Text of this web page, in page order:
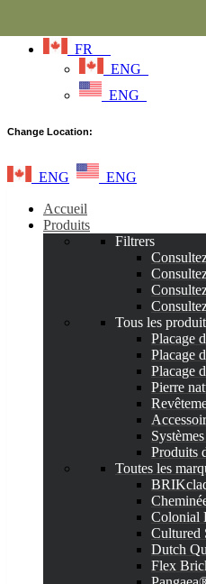
FR
ENG
ENG
Change Location:
ENG ENG
Accueil
Produits
Filtrers
Tous les
Placage
Placage
Placage
Pierre
Produits
Toutes les
Colonial
Cultured
Dutch
Flex